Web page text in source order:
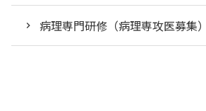
病理専門研修（病理専攻医募集）